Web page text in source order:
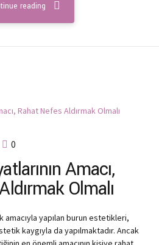
reading
0
Amacı,
Olmalı
amacıyla yapılan burun estetikleri,
kaygıyla da yapılmaktadır. Ancak